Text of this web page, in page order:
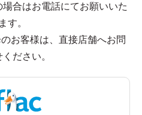
合はお電話にてお願いいた
す。
お客様は、直接店舗へお問
ださい。